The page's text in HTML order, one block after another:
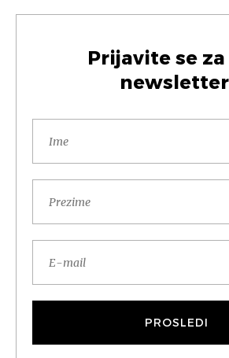
Prijavite se za